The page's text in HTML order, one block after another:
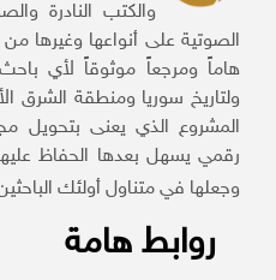
والكتب النادرة
الصوتية على أنواعها وغيرها من
هاماً ومرجعاً موثوقاً لأي
ولتاريخ سوريا ومنطقة الشرق
المشروع الذي يعنى بتحويل
رقمي يسهل بعدها الحفاظ
وجعلها في متناول أولئك
روابط هامة